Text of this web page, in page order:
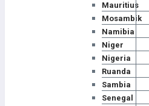
Mauritius
Mosambik
Namibia
Niger
Nigeria
Ruanda
Sambia
Senegal